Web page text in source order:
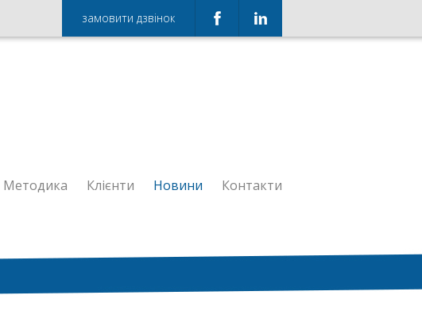
замовити дзвінок
Методика Клієнти Новини Контакти